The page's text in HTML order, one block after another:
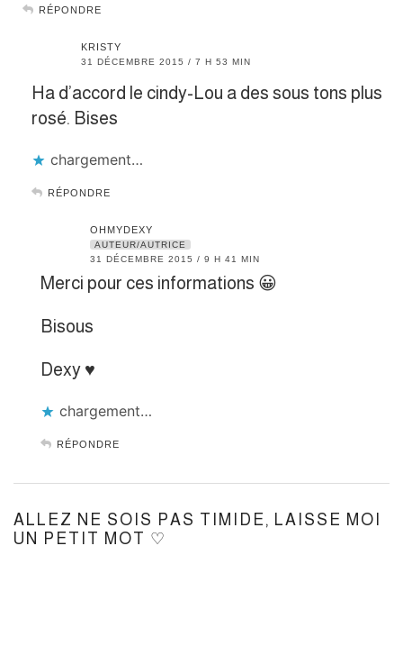
RÉPONDRE
KRISTY
31 DÉCEMBRE 2015 / 7 H 53 MIN
Ha d’accord le cindy-Lou a des sous tons plus
rosé. Bises
chargement…
RÉPONDRE
OHMYDEXY
AUTEUR/AUTRICE
31 DÉCEMBRE 2015 / 9 H 41 MIN
Merci pour ces informations 😀
Bisous
Dexy ♥
chargement…
RÉPONDRE
ALLEZ NE SOIS PAS TIMIDE, LAISSE MOI
UN PETIT MOT ♡